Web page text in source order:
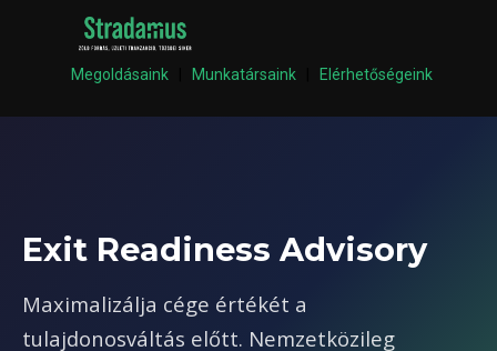
Megoldásaink Munkatársaink Elérhetőségeink
Exit Readiness Advisory
Maximalizálja cége értékét a
tulajdonosváltás előtt. Nemzetközileg